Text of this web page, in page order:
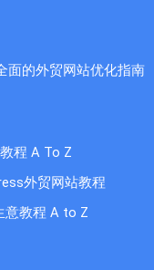
面的外贸网站优化指南
程 A To Z
外贸网站教程
意教程 A to Z